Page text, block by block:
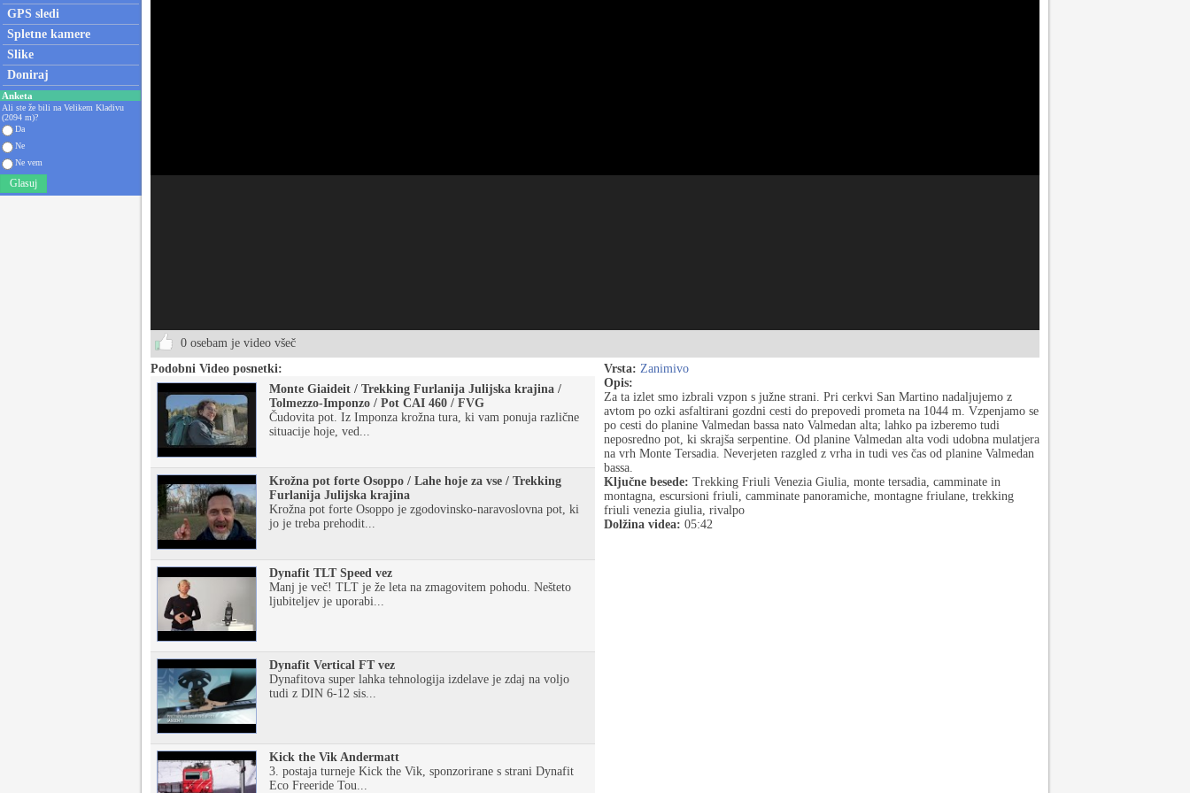
GPS sledi
Spletne kamere
Slike
Doniraj
Anketa
Ali ste že bili na Velikem Kladivu
(2094 m)?
Da
Ne
Ne vem
Glasuj
0 osebam je video všeč
Podobni Video posnetki:
Monte Giaideit / Trekking Furlanija Julijska krajina /
Tolmezzo-Imponzo / Pot CAI 460 / FVG
Čudovita pot. Iz Imponza krožna tura, ki vam ponuja različne
situacije hoje, ved...
Krožna pot forte Osoppo / Lahe hoje za vse / Trekking
Furlanija Julijska krajina
Krožna pot forte Osoppo je zgodovinsko-naravoslovna pot, ki
jo je treba prehodit...
Dynafit TLT Speed vez
Manj je več! TLT je že leta na zmagovitem pohodu. Nešteto
ljubiteljev je uporabi...
Dynafit Vertical FT vez
Dynafitova super lahka tehnologija izdelave je zdaj na voljo
tudi z DIN 6-12 sis...
Kick the Vik Andermatt
3. postaja turneje Kick the Vik, sponzorirane s strani Dynafit
Eco Freeride Tou...
Vrsta: Zanimivo
Opis:
Za ta izlet smo izbrali vzpon s južne strani. Pri cerkvi San Martino nadaljujemo z
avtom po ozki asfaltirani gozdni cesti do prepovedi prometa na 1044 m. Vzpenjamo se
po cesti do planine Valmedan bassa nato Valmedan alta; lahko pa izberemo tudi
neposredno pot, ki skrajša serpentine. Od planine Valmedan alta vodi udobna mulatjera
na vrh Monte Tersadia. Neverjeten razgled z vrha in tudi ves čas od planine Valmedan
bassa.
Ključne besede: Trekking Friuli Venezia Giulia, monte tersadia, camminate in
montagna, escursioni friuli, camminate panoramiche, montagne friulane, trekking
friuli venezia giulia, rivalpo
Dolžina videa: 05:42